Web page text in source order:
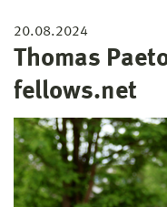
20.08.2024
Thomas
fellows.net